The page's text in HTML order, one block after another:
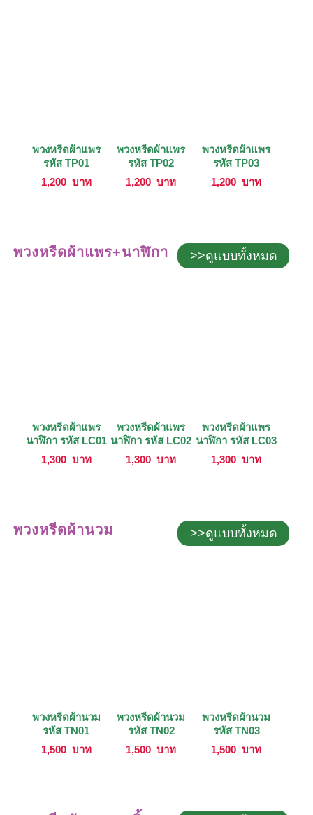
พวงหรีดผ้าแพร
รหัส TP01
1,200 บาท
พวงหรีดผ้าแพร
รหัส TP02
1,200 บาท
พวงหรีดผ้าแพร
รหัส TP03
1,200 บาท
พวงหรีดผ้าแพร+นาฬิกา >>ดูแบบทั้งหมด
พวงหรีดผ้าแพร
นาฬิกา รหัส LC01
1,300 บาท
พวงหรีดผ้าแพร
นาฬิกา รหัส LC02
1,300 บาท
พวงหรีดผ้าแพร
นาฬิกา รหัส LC03
1,300 บาท
พวงหรีดผ้านวม >>ดูแบบทั้งหมด
พวงหรีดผ้านวม
รหัส TN01
1,500 บาท
พวงหรีดผ้านวม
รหัส TN02
1,500 บาท
พวงหรีดผ้านวม
รหัส TN03
1,500 บาท